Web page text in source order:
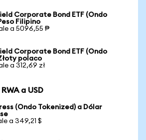
Corporate Bond ETF (Ondo
Filipino
a 5096,55 ₱
Corporate Bond ETF (Ondo
polaco
a 312,69 zł
a USD
(Ondo Tokenized) a Dólar
a 349,21 $